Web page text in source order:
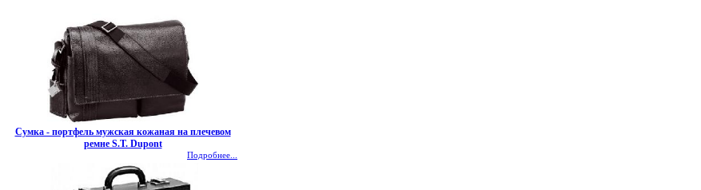
Сумка - портфель мужская кожаная на плечевом
ремне S.T. Dupont
Подробнее...